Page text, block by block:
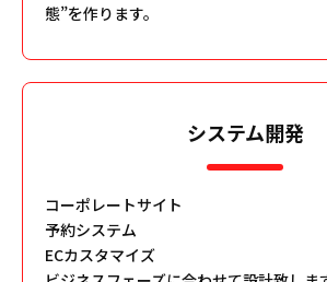
態”を作ります。
システム開発
コーポレートサイト
予約システム
ECカスタマイズ